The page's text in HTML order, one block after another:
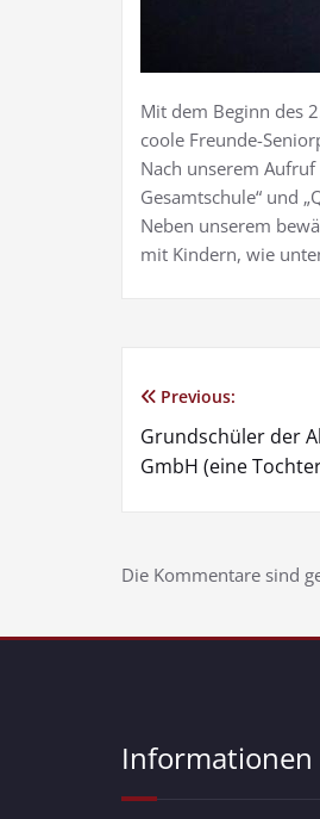
Mit dem Beginn des
coole Freunde-
Nach unserem
Gesamtschule“ und
Neben unserem
mit Kindern, wie
Previous:
Grundschüler der
GmbH (eine
Die Kommentare sind
Informationen